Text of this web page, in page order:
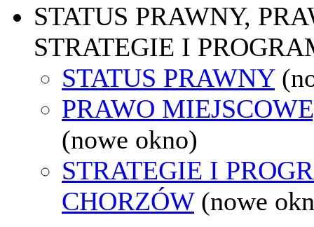
STATUS PRAWNY,
STRATEGIE I
STATUS PRAWNY
PRAWO
(nowe okno)
STRATEGIE I
CHORZÓW (nowe